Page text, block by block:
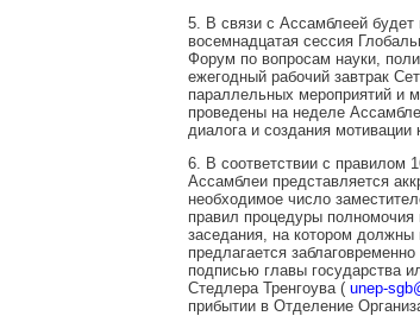
5. В связи с Ассамблеей будет
восемнадцатая сессия
Форум по вопросам науки,
ежегодный рабочий завтрак
параллельных мероприятий и
проведены на неделе
диалога и создания мотивации
6. В соответствии с правилом
Ассамблеи представляется
необходимое число
правил процедуры полномочия
заседания, на котором должны
предлагается
подписью главы государства
Стедлера Тренгоува ( unep-
прибытии в Отделение